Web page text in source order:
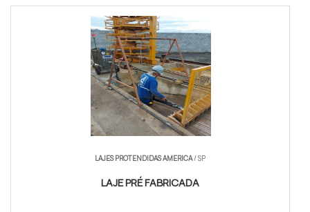
LAJES PROTENDIDAS AMERICA/ SP
LAJE PRÉ FABRICADA